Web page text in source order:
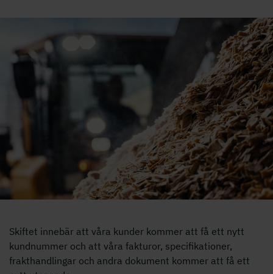
Skiftet innebär att våra kunder kommer att få ett nytt
kundnummer och att våra fakturor, specifikationer,
frakthandlingar och andra dokument kommer att få ett